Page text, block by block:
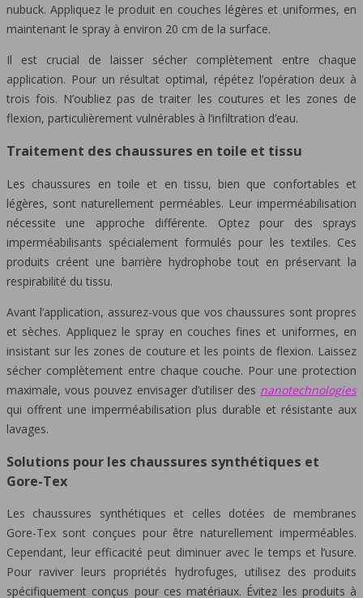
nubuck. Appliquez le produit en couches légères et uniformes, en
maintenant le spray à environ 20 cm de la surface.
Il est crucial de laisser sécher complètement entre chaque
application. Pour un résultat optimal, répétez l’opération deux à
trois fois. N’oubliez pas de traiter les coutures et les zones de
flexion, particulièrement vulnérables à l’infiltration d’eau.
Traitement des chaussures en toile et tissu
Les chaussures en toile et en tissu, bien que confortables et
légères, sont naturellement perméables. Leur imperméabilisation
nécessite une approche différente. Optez pour des sprays
imperméabilisants spécialement formulés pour les textiles. Ces
produits créent une barrière hydrophobe tout en préservant la
respirabilité du tissu.
Avant l’application, assurez-vous que vos chaussures sont propres
et sèches. Appliquez le spray en couches fines et uniformes, en
insistant sur les zones de couture et les points de flexion. Laissez
sécher complètement entre chaque couche. Pour une protection
maximale, vous pouvez envisager d’utiliser des nanotechnologies
qui offrent une imperméabilisation plus durable et résistante aux
lavages.
Solutions pour les chaussures synthétiques et
Gore-Tex
Les chaussures synthétiques et celles dotées de membranes
Gore-Tex sont conçues pour être naturellement imperméables.
Cependant, leur efficacité peut diminuer avec le temps et l’usure.
Pour raviver leurs propriétés hydrofuges, utilisez des produits
spécifiquement conçus pour ces matériaux. Évitez les produits à